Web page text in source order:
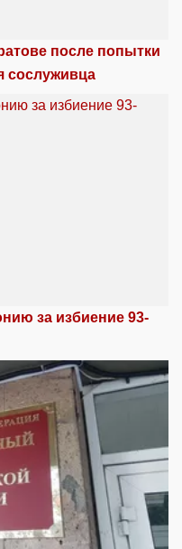
после попытки
сослуживца
за избиение 93-